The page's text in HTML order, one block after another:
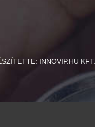
INNOVIP.HU KFT.